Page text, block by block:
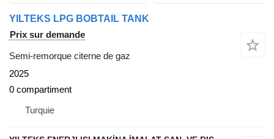
YILTEKS LPG BOBTAIL TANK
Prix sur demande
Semi-remorque citerne de gaz
2025
0 compartiment
Turquie